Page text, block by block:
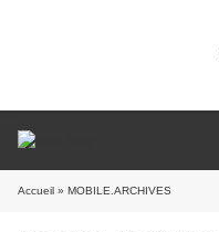
Accueil » MOBILE.ARCHIVES